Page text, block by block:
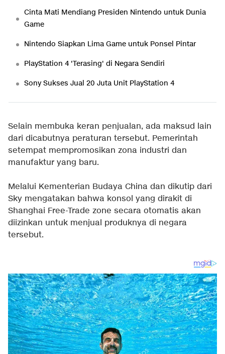
Cinta Mati Mendiang Presiden Nintendo untuk Dunia
Game
Nintendo Siapkan Lima Game untuk Ponsel Pintar
PlayStation 4 'Terasing' di Negara Sendiri
Sony Sukses Jual 20 Juta Unit PlayStation 4
Selain membuka keran penjualan, ada maksud lain
dari dicabutnya peraturan tersebut. Pemerintah
setempat mempromosikan zona industri dan
manufaktur yang baru.
Melalui Kementerian Budaya China dan dikutip dari
Sky mengatakan bahwa konsol yang dirakit di
Shanghai Free-Trade zone secara otomatis akan
diizinkan untuk menjual produknya di negara
tersebut.